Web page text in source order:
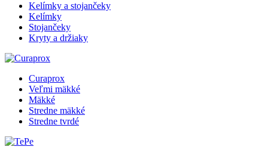
Kelímky a stojančeky
Kelímky
Stojančeky
Kryty a držiaky
Curaprox
Veľmi mäkké
Mäkké
Stredne mäkké
Stredne tvrdé